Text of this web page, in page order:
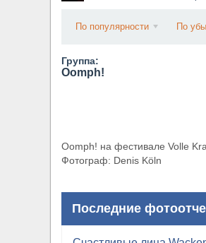
По популярности По
Группа:
Oomph!
Oomph! на фестивале Volle
Фотограф: Denis Köln
Последние